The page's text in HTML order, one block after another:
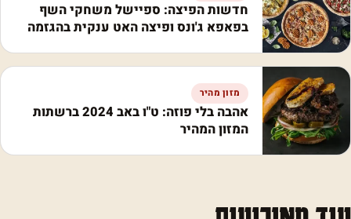
חדשות הפיצה: ספיישל משחקי השף
בפאפא ג'ונס ופיצה האט ענקית בהגזמה
מזון מהיר
אהבה בלי פוזה: ט"ו באב 2024 ברשתות
המזון המהיר